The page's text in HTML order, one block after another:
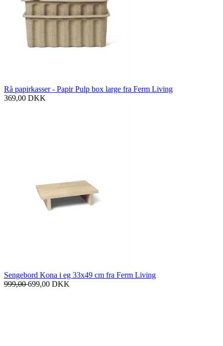
Rå papirkasser - Papir Pulp box large fra Ferm Living
369,00 DKK
Sengebord Kona i eg 33x49 cm fra Ferm Living
999,00699,00 DKK